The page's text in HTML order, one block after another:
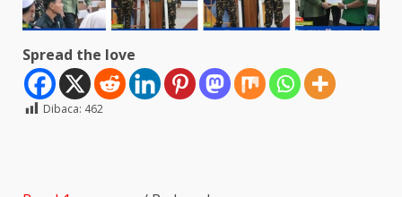
Spread the love
Dibaca: 462